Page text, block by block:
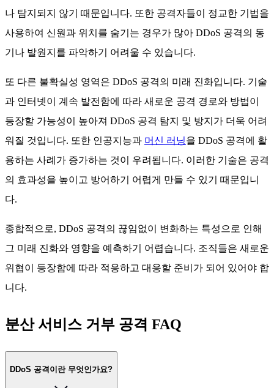
나 탐지되지 않기 때문입니다. 또한 공격자들이 정교한 기법을
사용하여 신원과 위치를 숨기는 경우가 많아 DDoS 공격의 동
기나 발원지를 파악하기 어려울 수 있습니다.
또 다른 불확실성 영역은 DDoS 공격의 미래 진화입니다. 기술
과 인터넷이 계속 발전함에 따라 새로운 공격 경로와 방법이
등장할 가능성이 높아져 DDoS 공격 탐지 및 방지가 더욱 어려
워질 것입니다. 또한 인공지능과 머신 러닝을 DDoS 공격에 활
용하는 사례가 증가하는 것이 우려됩니다. 이러한 기술은 공격
의 효과성을 높이고 방어하기 어렵게 만들 수 있기 때문입니
다.
종합적으로, DDoS 공격의 끊임없이 변화하는 특성으로 인해
그 미래 진화와 영향을 예측하기 어렵습니다. 조직들은 새로운
위협이 등장함에 따라 적응하고 대응할 준비가 되어 있어야 합
니다.
분산 서비스 거부 공격 FAQ
DDoS 공격이란 무엇인가요?